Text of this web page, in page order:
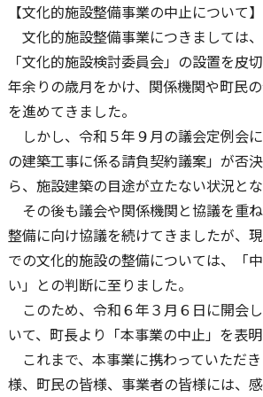
【文化的施設整備事業の中止について】
文化的施設整備事業につきましては
「文化的施設検討委員会」の設置を皮
年余りの歳月をかけ、関係機関や町民
を進めてきました。
しかし、令和５年９月の議会定例会
の建築工事に係る請負契約議案」が否
ら、施設建築の目途が立たない状況とな
その後も議会や関係機関と協議を重
整備に向け協議を続けてきましたが、
での文化的施設の整備については、「
い」との判断に至りました。
このため、令和６年３月６日に開会
いて、町長より「本事業の中止」を表明
これまで、本事業に携わっていただ
様、町民の皆様、事業者の皆様には、